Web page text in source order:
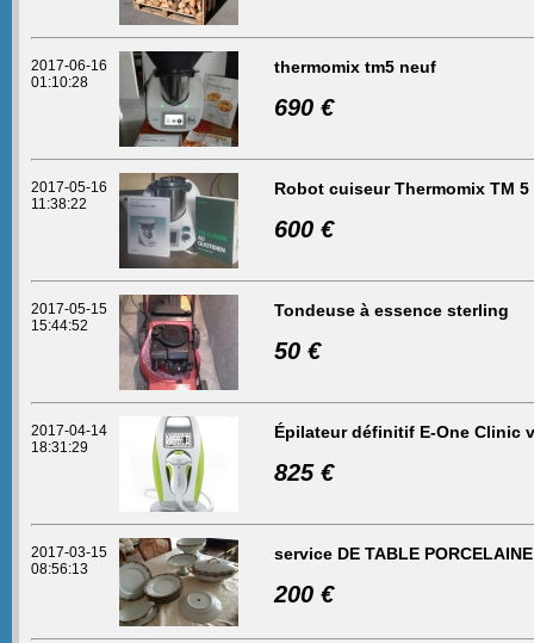
2017-06-16
01:10:28
thermomix tm5 neuf
690 €
2017-05-16
11:38:22
Robot cuiseur Thermomix TM 5
600 €
2017-05-15
15:44:52
Tondeuse à essence sterling
50 €
2017-04-14
18:31:29
Épilateur définitif E-One Clinic
825 €
2017-03-15
08:56:13
service DE TABLE PORCELAINE
200 €